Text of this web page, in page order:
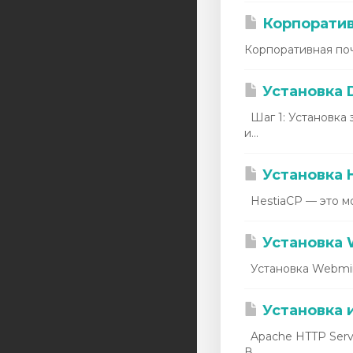
Корпоративная
Установка
Шаг 1:
и...
Установка
HestiaCP — это
Установка
Установка
Установка
Apache HTTP